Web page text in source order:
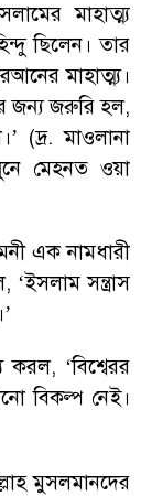
মাহাত্ম্য
ছিলেন। তার
মাহাত্ম্য।
জন্য জরুরি হল,
’ (দ্র. মাওলানা
মেহনত ওয়া
এক নামধারী
, ‘ইসলাম সন্ত্রাস
।’
করল, ‘বিশ্বেরর
বিকল্প নেই।
মুসলমানদের